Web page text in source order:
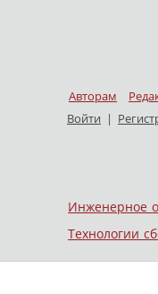
Авторам
Войти |
Меню
Skip to content
Инженерное
Технологии